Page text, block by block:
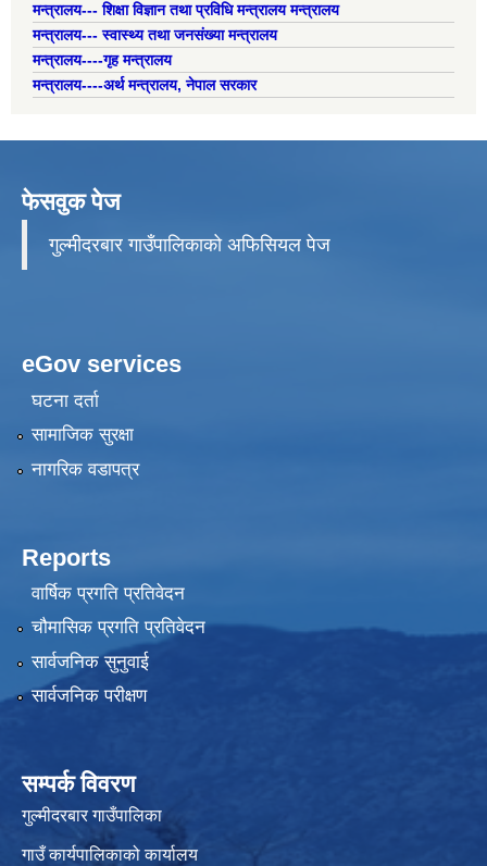
मन्त्रालय--- शिक्षा विज्ञान तथा प्रविधि मन्त्रालय मन्त्रालय
मन्त्रालय--- स्वास्थ्य तथा जनसंख्या मन्त्रालय
मन्त्रालय----गृह मन्त्रालय
मन्त्रालय----अर्थ मन्त्रालय, नेपाल सरकार
फेसवुक पेज
गुल्मीदरबार गाउँपालिकाको अफिसियल पेज
eGov services
घटना दर्ता
सामाजिक सुरक्षा
नागरिक वडापत्र
Reports
वार्षिक प्रगति प्रतिवेदन
चौमासिक प्रगति प्रतिवेदन
सार्वजनिक सुनुवाई
सार्वजनिक परीक्षण
सम्पर्क विवरण
गुल्मीदरबार गाउँपालिका
गाउँ कार्यपालिकाको कार्यालय